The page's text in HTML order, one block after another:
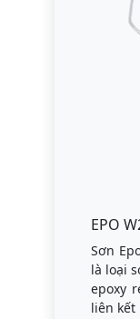
EPO
Sơn
là loại
epoxy
liên